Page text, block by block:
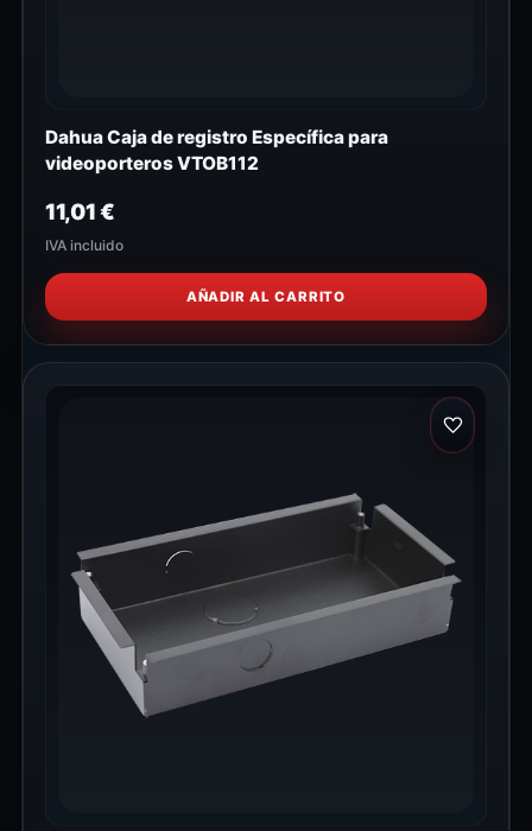
Dahua Caja de registro Específica para
videoporteros VTOB112
11,01€
IVA incluido
AÑADIR AL CARRITO